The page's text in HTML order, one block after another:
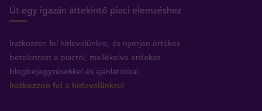
Út egy igazán áttekintő piaci elemzéshez
Iratkozzon fel hírlevelünkre, és nyerjen értékes
betekintést a piacról, mellékelve érdekes
blogbejegyzésekkel és ajánlatokkal.
Iratkozzon fel a hírlevelünkre!